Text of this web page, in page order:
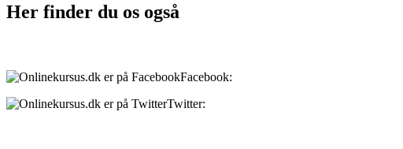
Her finder du os også
Facebook:
Twitter: